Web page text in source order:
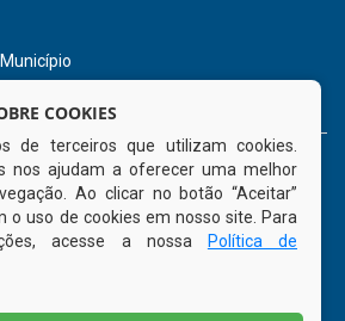
60
às 14:00hs
COOKIES
de terceiros que utilizam cookies.
nos ajudam a oferecer uma melhor
Ao clicar no botão “Aceitar”
o uso de cookies em nosso site. Para
acesse a nossa
Política de